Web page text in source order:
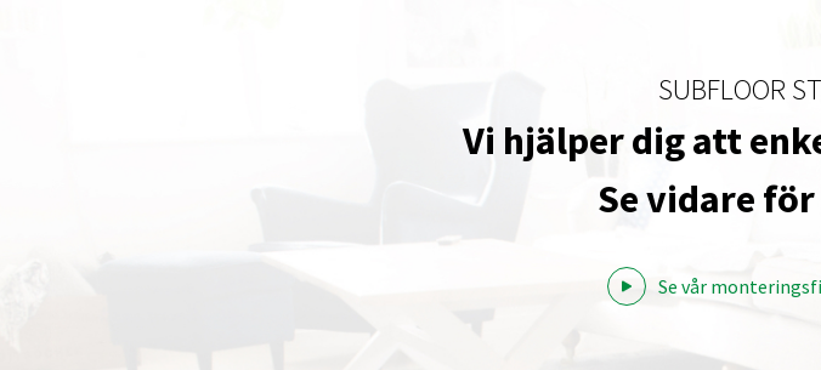
SUBFLOOR
Vi hjälper dig att
Se vidare
Se vår